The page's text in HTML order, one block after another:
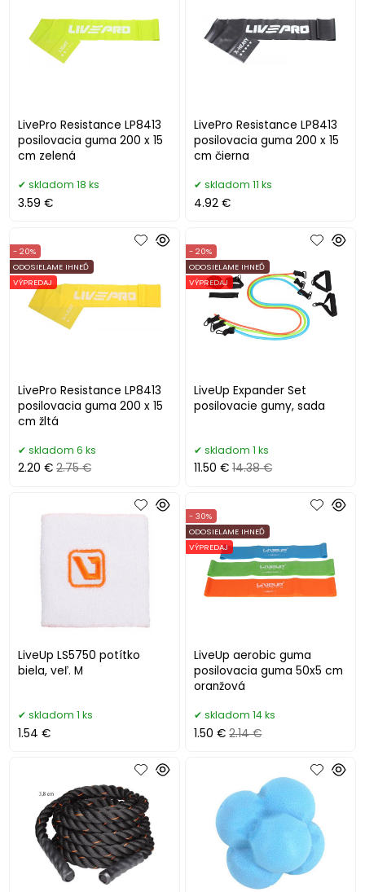
LivePro Resistance LP8413
posilovacia guma 200 x 15
cm zelená
skladom 18 ks
3.59 €
LivePro Resistance LP8413
posilovacia guma 200 x 15
cm čierna
skladom 11 ks
4.92 €
LivePro Resistance LP8413
posilovacia guma 200 x 15
cm žltá
- 20%
ODOSIELAME IHNEĎ
VÝPREDAJ
skladom 6 ks
2.20 € 2.75 €
LiveUp Expander Set
posilovacie gumy, sada
- 20%
ODOSIELAME IHNEĎ
VÝPREDAJ
skladom 1 ks
11.50 € 14.38 €
LiveUp LS5750 potítko
biela, veľ. M
skladom 1 ks
1.54 €
LiveUp aerobic guma
posilovacia guma 50x5 cm
oranžová
- 30%
ODOSIELAME IHNEĎ
VÝPREDAJ
skladom 14 ks
1.50 € 2.14 €